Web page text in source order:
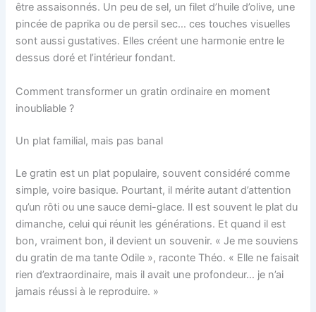
être assaisonnés. Un peu de sel, un filet d’huile d’olive, une
pincée de paprika ou de persil sec… ces touches visuelles
sont aussi gustatives. Elles créent une harmonie entre le
dessus doré et l’intérieur fondant.
Comment transformer un gratin ordinaire en moment
inoubliable ?
Un plat familial, mais pas banal
Le gratin est un plat populaire, souvent considéré comme
simple, voire basique. Pourtant, il mérite autant d’attention
qu’un rôti ou une sauce demi-glace. Il est souvent le plat du
dimanche, celui qui réunit les générations. Et quand il est
bon, vraiment bon, il devient un souvenir. « Je me souviens
du gratin de ma tante Odile », raconte Théo. « Elle ne faisait
rien d’extraordinaire, mais il avait une profondeur… je n’ai
jamais réussi à le reproduire. »